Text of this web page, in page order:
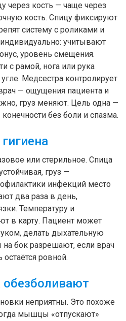
через кость — чаще через
кость. Спицу фиксируют
систему с роликами и
учитывают
уровень смещения.
с рамой, нога или рука
Медсестра контролирует
— ощущения пациента и
груз меняют. Цель одна —
без боли и спазма.
или стерильное. Спица
груз —
инфекций место
два раза в день,
Температуру и
в карту. Пациент может
делать дыхательную
бок разрешают, если врач
остаётся ровной.
обезболивают
неприятны. Это похоже
мышцы «отпускают»